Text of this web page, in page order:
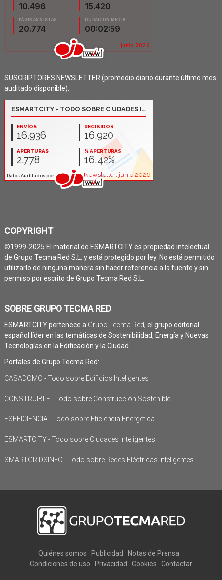
SUSCRIPTORES NEWSLETTER (promedio diario durante último mes
auditado disponible):
COPYRIGHT
©1999-2025 El material de ESMARTCITY es propiedad intelectual
de Grupo Tecma Red S.L. y está protegido por ley. No está permitido
utilizarlo de ninguna manera sin hacer referencia a la fuente y sin
permiso por escrito de Grupo Tecma Red S.L.
SOBRE GRUPO TECMA RED
ESMARTCITY pertenece a Grupo Tecma Red, el grupo editorial
español líder en las temáticas de Sostenibilidad, Energía y Nuevas
Tecnologías en la Edificación y la Ciudad.
Portales de Grupo Tecma Red:
CASADOMO - Todo sobre Edificios Inteligentes
CONSTRUIBLE - Todo sobre Construcción Sostenible
ESEFICIENCIA - Todo sobre Eficiencia Energética
ESMARTCITY - Todo sobre Ciudades Inteligentes
SMARTGRIDSINFO - Todo sobre Redes Eléctricas Inteligentes
Quiénes somos Publicidad
Notas de Prensa
Condiciones de uso
Privacidad Cookies Contactar